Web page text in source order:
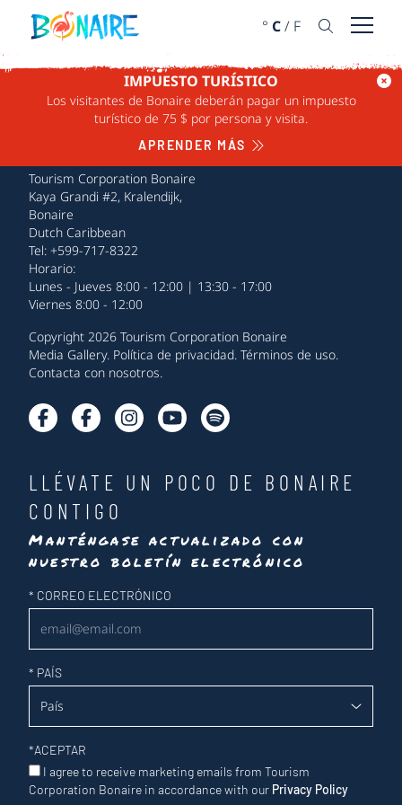
IR AL CONTENIDO
° C/ F Abrir
IMPUESTO TURÍSTICO
Los visitantes de Bonaire deberán pagar un impuesto
turístico de 75 $ por persona y visita.
APRENDER MÁS
Tourism Corporation Bonaire
Kaya Grandi #2, Kralendijk,
Bonaire
Dutch Caribbean
Tel: +599-717-8322
Horario:
Lunes - Jueves 8:00 - 12:00 | 13:30 - 17:00
Viernes 8:00 - 12:00
Copyright 2026 Tourism Corporation Bonaire
Media Gallery. Política de privacidad. Términos de uso.
Contacta con nosotros.
LLÉVATE UN POCO DE BONAIRE
CONTIGO
Manténgase actualizado con
nuestro boletín electrónico
Newsletter
* CORREO ELECTRÓNICO
* PAÍS
*ACEPTAR
I agree to receive marketing emails from Tourism
Corporation Bonaire in accordance with our Privacy Policy